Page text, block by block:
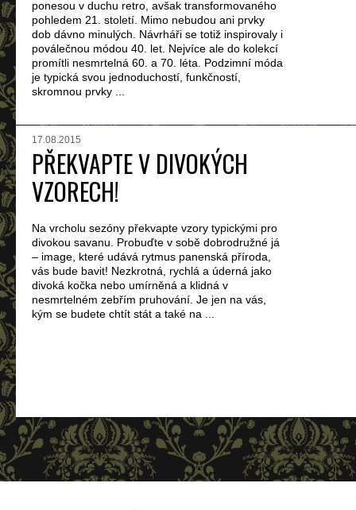
ponesou v duchu retro, avšak transformovaného
pohledem 21. století. Mimo nebudou ani prvky
dob dávno minulých. Návrháři se totiž inspirovaly i
poválečnou módou 40. let. Nejvíce ale do kolekcí
promítli nesmrtelná 60. a 70. léta. Podzimní móda
je typická svou jednoduchostí, funkčností,
skromnou prvky ...
17.08.2015
PŘEKVAPTE V DIVOKÝCH
VZORECH!
Na vrcholu sezóny překvapte vzory typickými pro
divokou savanu. Probuďte v sobě dobrodružné já
– image, které udává rytmus panenská příroda,
vás bude bavit! Nezkrotná, rychlá a úderná jako
divoká kočka nebo umírněná a klidná v
nesmrtelném zebřím pruhování. Je jen na vás,
kým se budete chtít stát a také na ...